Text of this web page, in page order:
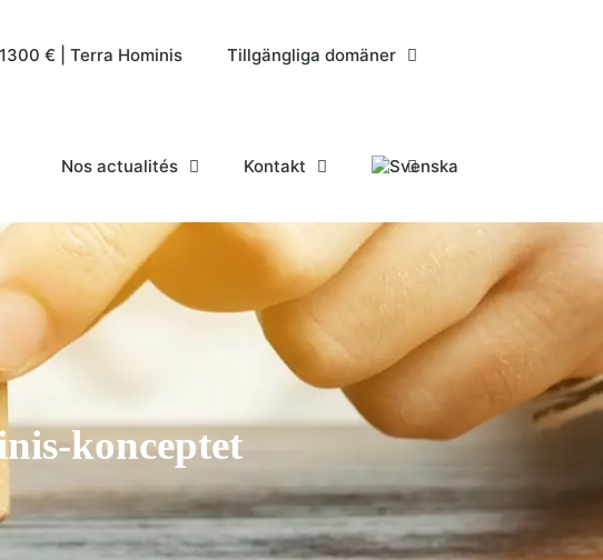
€ | Terra Hominis Tillgängliga domäner
Nos actualités Kontakt
konceptet